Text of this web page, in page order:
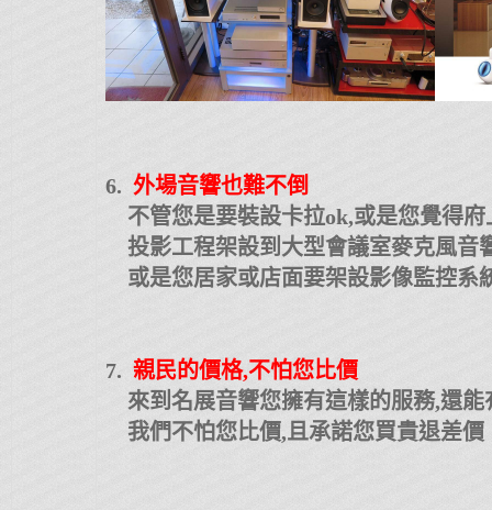
6. 外場音響也難不倒
不管您是要裝設卡拉ok,或是您覺得
投影工程架設到大型會議室麥克風音
或是您居家或店面要架設影像監控系
7. 親民的價格,不怕您比價
來到名展音響您擁有這樣的服務,還能
我們不怕您比價,且承諾您買貴退差價